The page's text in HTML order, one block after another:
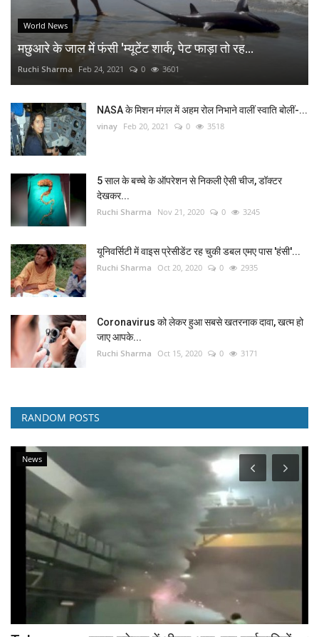
World News
मछुआरे के जाल में फंसी 'म्यूटेंट शार्क, पेट फाड़ा तो रह...
Ruchi Sharma Feb 24, 2021 0 3601
NASA के मिशन मंगल में अहम रोल निभाने वालीं स्वाति बोलीं-...
vinay Feb 20, 2021 0 3518
5 साल के बच्चे के ऑपरेशन से निकली ऐसी चीज, डॉक्टर
देखकर...
Ruchi Sharma Nov 21, 2020 0 3245
यूनिवर्सिटी में वाइस प्रेसीडेंट रह चुकी डबल एमए पास 'हंसी'...
Ruchi Sharma Oct 20, 2020 0 2935
Coronavirus को लेकर हुआ सबसे खतरनाक दावा, खत्म हो
जाए आपके...
Ruchi Sharma Oct 15, 2020 0 3171
RANDOM POSTS
National